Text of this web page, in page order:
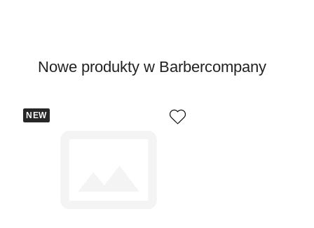
Nowe produkty w Barbercompany
NEW